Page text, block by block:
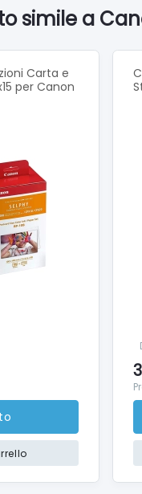
x 133
Cavo
simile a
Carta e
per Canon